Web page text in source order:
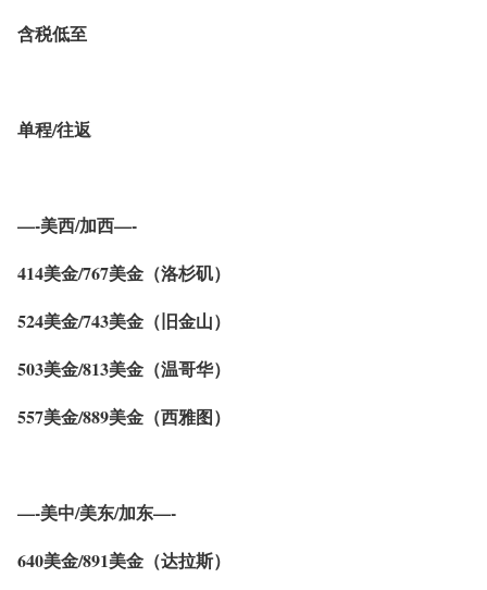
含税低至
单程/往返
—-美西/加西—-
414美金/767美金（洛杉矶）
524美金/743美金（旧金山）
503美金/813美金（温哥华）
557美金/889美金（西雅图）
—-美中/美东/加东—-
640美金/891美金（达拉斯）